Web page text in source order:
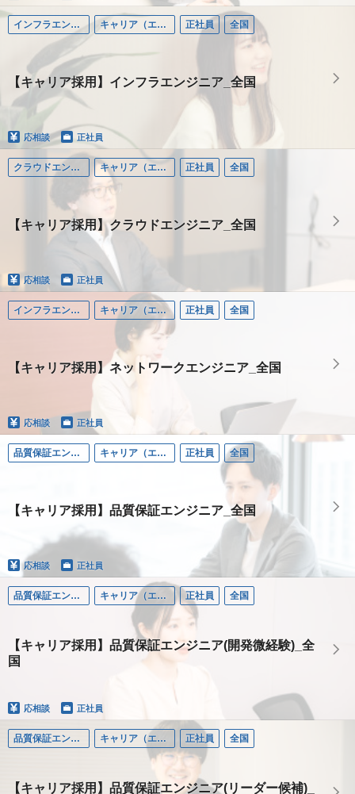
インフラエンジニア キャリア（エンジニア） 正社員 全国
【キャリア採用】インフラエンジニア_全国
応相談 正社員
クラウドエンジニア キャリア（エンジニア） 正社員 全国
【キャリア採用】クラウドエンジニア_全国
応相談 正社員
インフラエンジニア キャリア（エンジニア） 正社員 全国
【キャリア採用】ネットワークエンジニア_全国
応相談 正社員
品質保証エンジニア キャリア（エンジニア） 正社員 全国
【キャリア採用】品質保証エンジニア_全国
応相談 正社員
品質保証エンジニア キャリア（エンジニア） 正社員 全国
【キャリア採用】品質保証エンジニア(開発微経験)_全
国
応相談 正社員
品質保証エンジニア キャリア（エンジニア） 正社員 全国
【キャリア採用】品質保証エンジニア(リーダー候補)_